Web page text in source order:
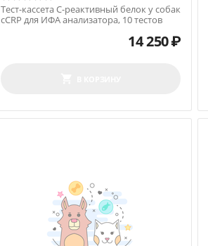
Тест-кассета C-реактивный белок у собак
cCRP для ИФА анализатора, 10 тестов
14 250₽